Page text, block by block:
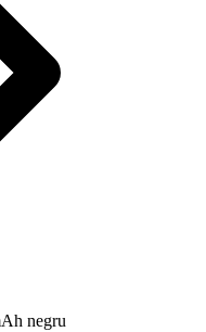
negru